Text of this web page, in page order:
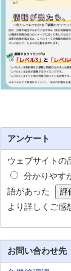
アンケート
ウェブサイトの
分かりやす
語があった
より詳しくご感
お問い合わせ先